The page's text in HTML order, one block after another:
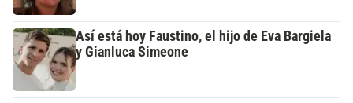
Así está hoy Faustino, el hijo de Eva Bargiela
y Gianluca Simeone